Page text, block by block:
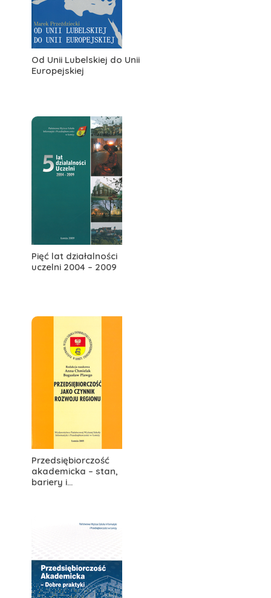
Od Unii Lubelskiej do Unii
Europejskiej
Pięć lat działalności
uczelni 2004 – 2009
Przedsiębiorczość
akademicka – stan,
bariery i...